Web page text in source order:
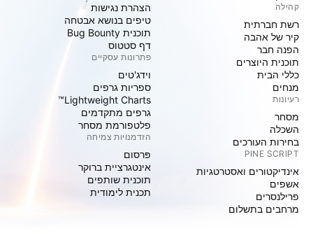
קהילה
רשת חברתית
קיר של אהבה
הפנה חבר
תוכנית היוצרים
כללי הבית
מנחים
רעיונות
מסחר
השכלה
בחירות העורכים
PINE SCRIPT
אינדיקטורים ואסטרטגיות
אשפים
פרילנסרים
מרחבים בתשלום
הצהרת נגישות
טיפים בנושא אבטחה
תוכנית Bug Bounty
דף סטטוס
פתרונות עסקיים
וידג'טים
ספריות גרפים
Lightweight Charts™
גרפים מתקדמים
פלטפורמת מסחר
הזדמנויות צמיחה
פּרסום
אינטגרציית ברוקר
תוכנית שותפים
תכנית לימודית